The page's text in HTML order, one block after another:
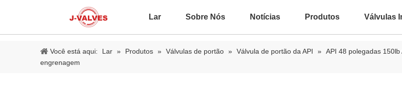
Lar Sobre Nós Notícias Produtos Válvulas
Você está aqui: Lar » Produtos » Válvulas de portão » Válvula de portão da API » API 48 polegadas
engrenagem